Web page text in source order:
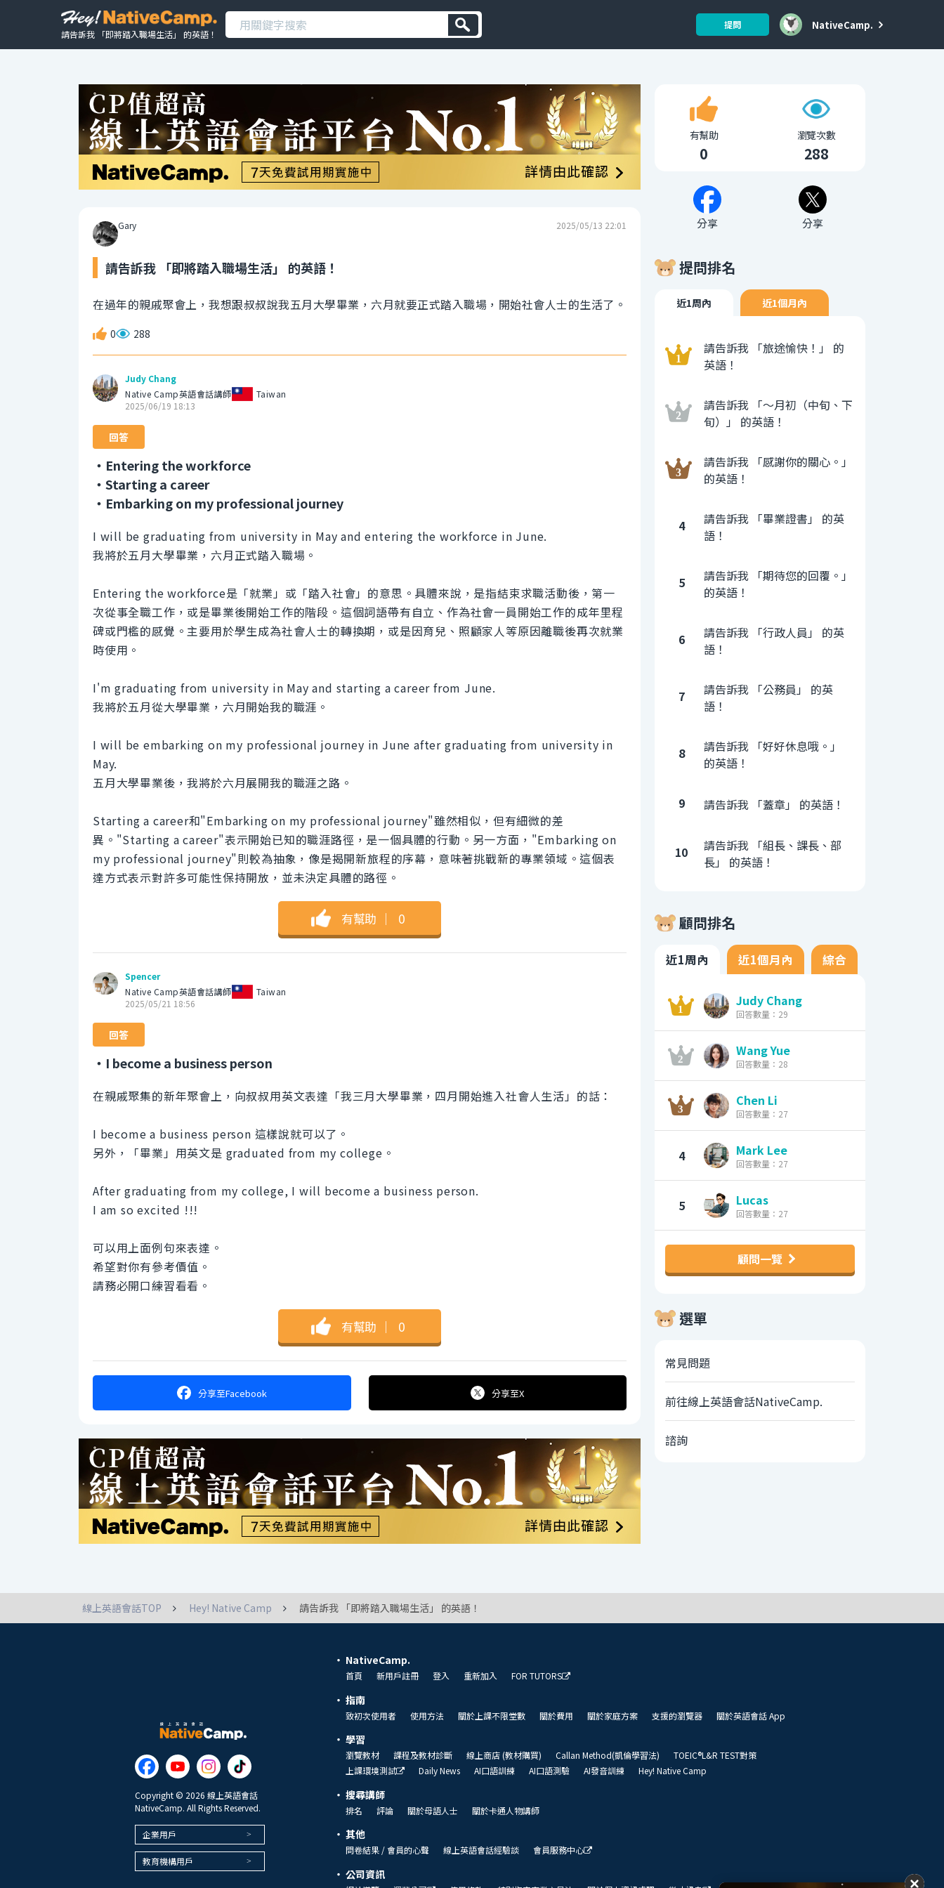
請告訴我 「即將踏入職場生活」 的英語！
提問 NativeCamp.
Gary 2025/05/13 22:01
請告訴我 「即將踏入職場生活」 的英語！
在過年的親戚聚會上，我想跟叔叔說我五月大學畢業，六月就要正式踏入職場，開始社會人士的生活了。
0 288
Judy Chang
Native Camp英語會話講師
Taiwan
2025/06/19 18:13
回答
・Entering the workforce
・Starting a career
・Embarking on my professional journey
I will be graduating from university in May and entering the workforce in June.
我將於五月大學畢業，六月正式踏入職場。
Entering the workforce是「就業」或「踏入社會」的意思。具體來說，是指結束求職活動後，第一
次從事全職工作，或是畢業後開始工作的階段。這個詞語帶有自立、作為社會一員開始工作的成年里程
碑或門檻的感覺。主要用於學生成為社會人士的轉換期，或是因育兒、照顧家人等原因離職後再次就業
時使用。
I'm graduating from university in May and starting a career from June.
我將於五月從大學畢業，六月開始我的職涯。
I will be embarking on my professional journey in June after graduating from university in
May.
五月大學畢業後，我將於六月展開我的職涯之路。
Starting a career和"Embarking on my professional journey"雖然相似，但有細微的差
異。"Starting a career"表示開始已知的職涯路徑，是一個具體的行動。另一方面，"Embarking on
my professional journey"則較為抽象，像是揭開新旅程的序幕，意味著挑戰新的專業領域。這個表
達方式表示對許多可能性保持開放，並未決定具體的路徑。
有幫助 ｜ 0
Spencer
Native Camp英語會話講師
Taiwan
2025/05/21 18:56
回答
・I become a business person
在親戚聚集的新年聚會上，向叔叔用英文表達「我三月大學畢業，四月開始進入社會人生活」的話：
I become a business person 這樣說就可以了。
另外，「畢業」用英文是 graduated from my college。
After graduating from my college, I will become a business person.
I am so excited !!!
可以用上面例句來表達。
希望對你有參考價值。
請務必開口練習看看。
有幫助 ｜ 0
分享至Facebook 分享至X
有幫助
0
瀏覽次數
288
分享 分享
提問排名
近1周內 近1個月內
請告訴我 「旅途愉快！」 的
英語！
請告訴我 「〜月初（中旬、下
旬）」 的英語！
請告訴我 「感謝你的關心。」
的英語！
4
請告訴我 「畢業證書」 的英
語！
5
請告訴我 「期待您的回覆。」
的英語！
6
請告訴我 「行政人員」 的英
語！
7
請告訴我 「公務員」 的英
語！
8
請告訴我 「好好休息哦。」
的英語！
9 請告訴我 「蓋章」 的英語！
10
請告訴我 「組長、課長、部
長」 的英語！
顧問排名
近1周內 近1個月內 綜合
Judy Chang
回答數量：29
Wang Yue
回答數量：28
Chen Li
回答數量：27
4 Mark Lee
回答數量：27
5 Lucas
回答數量：27
顧問一覽
選單
常見問題
前往線上英語會話NativeCamp.
諮詢
線上英語會話TOP Hey! Native Camp 請告訴我 「即將踏入職場生活」 的英語！
Copyright © 2026 線上英語會話
NativeCamp. All Rights Reserved.
企業用戶
教育機構用戶
NativeCamp.
首頁 新用戶註冊 登入 重新加入 FOR TUTORS
指南
致初次使用者 使用方法 關於上課不限堂數 關於費用 關於家庭方案 支援的瀏覽器 關於英語會話 App
學習
瀏覽教材 課程及教材診斷 線上商店 (教材購買) Callan Method(凱倫學習法)
TOEIC®L&R TEST對策
上課環境測試
Daily News AI口語訓練 AI口語測驗 AI發音訓練 Hey! Native Camp
搜尋講師
排名 評論 關於母語人士 關於卡通人物講師
其他
問卷結果 / 會員的心聲 線上英語會話經驗談 會員服務中心
公司資訊